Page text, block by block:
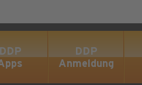
DDP
DDP
Anmeldung